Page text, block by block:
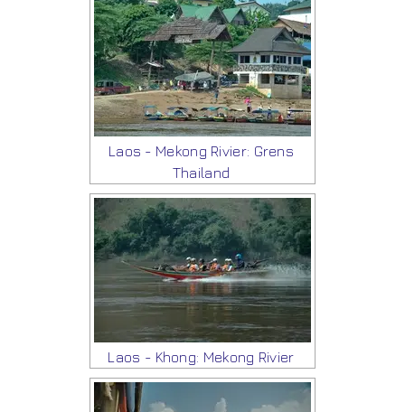
Laos - Mekong Rivier: Grens
Thailand
Laos - Khong: Mekong Rivier